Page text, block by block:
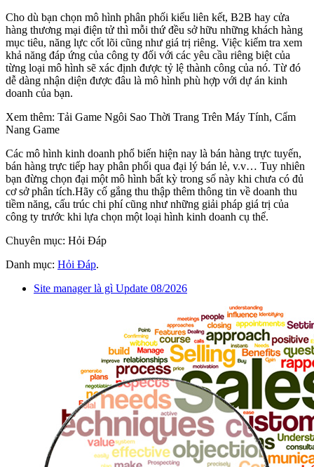
Cho dù bạn chọn mô hình phân phối kiểu liên kết, B2B hay cửa
hàng thương mại điện tử thì mỗi thứ đều sở hữu những khách hàng
mục tiêu, năng lực cốt lõi cũng như giá trị riêng. Việc kiểm tra xem
khả năng đáp ứng của công ty đối với các yêu cầu riêng biệt của
từng loại mô hình sẽ xác định được tỷ lệ thành công của nó. Từ đó
dễ dàng nhận diện được đâu là mô hình phù hợp với dự án kinh
doanh của bạn.
Xem thêm: Tải Game Ngôi Sao Thời Trang Trên Máy Tính, Cẩm
Nang Game
Các mô hình kinh doanh phổ biến hiện nay là bán hàng trực tuyến,
bán hàng trực tiếp hay phân phối qua đại lý bán lẻ, v.v… Tuy nhiên
bạn đừng chọn đại một mô hình bất kỳ trong số này khi chưa có đủ
cơ sở phân tích.Hãy cố gắng thu thập thêm thông tin về doanh thu
tiềm năng, cấu trúc chi phí cũng như những giải pháp giá trị của
công ty trước khi lựa chọn một loại hình kinh doanh cụ thể.
Chuyên mục: Hỏi Đáp
Danh mục: Hỏi Đáp.
Site manager là gì Update 08/2026